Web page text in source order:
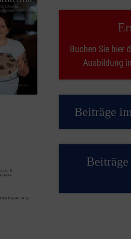
Buchen Sie hier
Ausbildung
Beiträge